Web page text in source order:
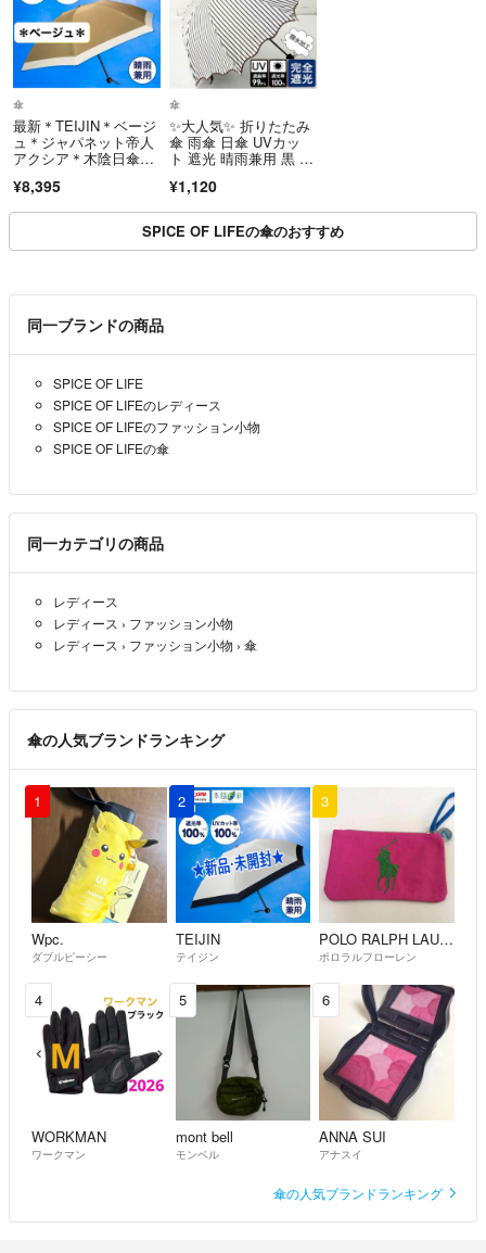
傘
最新＊TEIJIN＊ベージ
ュ＊ジャパネット帝人
アクシア＊木陰日傘＊
袋付
¥8,395
傘
✨大人気✨ 折りたたみ
傘 雨傘 日傘 UVカッ
ト 遮光 晴雨兼用 黒 ス
¥1,120
SPICE OF LIFEの傘のおすすめ
同一ブランドの商品
SPICE OF LIFE
SPICE OF LIFEのレディース
SPICE OF LIFEのファッション小物
SPICE OF LIFEの傘
同一カテゴリの商品
レディース
レディース › ファッション小物
レディース › ファッション小物 › 傘
傘の人気ブランドランキング
1
Wpc.
ダブルピーシー
2
TEIJIN
テイジン
3
POLO RALPH LAUREN
ポロラルフローレン
4
WORKMAN
ワークマン
5
mont bell
モンベル
6
ANNA SUI
アナスイ
傘の人気ブランドランキング